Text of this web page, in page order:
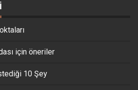
için öneriler
10 Şey